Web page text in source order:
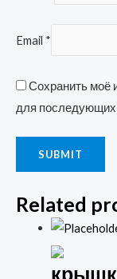
Email *
Сохранить моё
для последующих
Related